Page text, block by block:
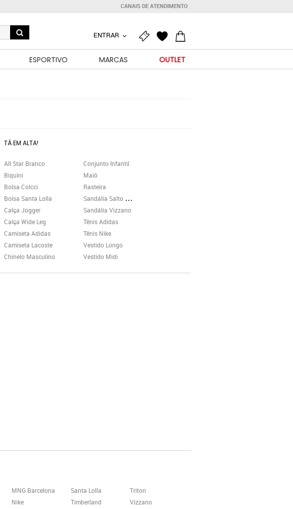
CANAIS DE ATENDIMENTO
ENTRAR
ESPORTIVO MARCAS OUTLET
TÁ EM ALTA!
All Star Branco
Biquini
Bolsa Colcci
Bolsa Santa Lolla
Calça Jogger
Calça Wide Leg
Camiseta Adidas
Camiseta Lacoste
Chinelo Masculino
Conjunto Infantil
Maiô
Rasteira
Sandália Salto Grosso
Sandália Vizzano
Tênis Adidas
Tênis Nike
Vestido Longo
Vestido Midi
MNG Barcelona
Nike
Santa Lolla
Timberland
Triton
Vizzano